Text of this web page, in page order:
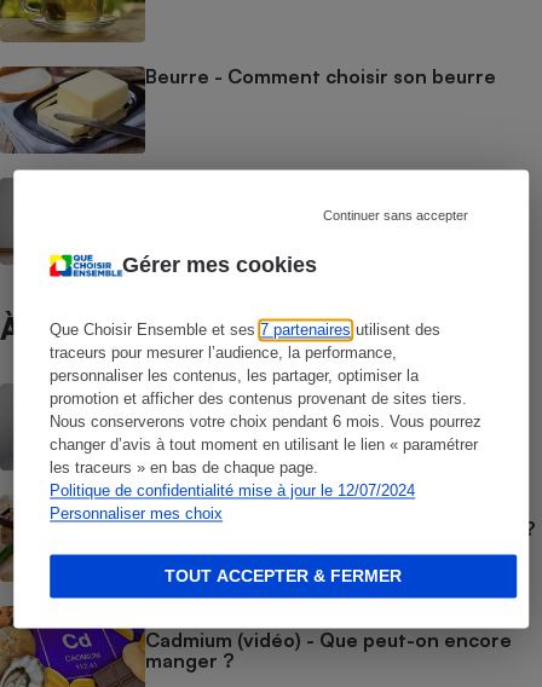
Gérer mes cookies
Que Choisir Ensemble et ses7 partenaires utilisent des
traceurs pour mesurer l’audience, la performance,
personnaliser les contenus, les partager, optimiser la
promotion et afficher des contenus provenant de sites tiers.
Nous conserverons votre choix pendant 6 mois. Vous pourrez
changer d’avis à tout moment en utilisant le lien « paramétrer
les traceurs » en bas de chaque page.
Politique de confidentialité mise à jour le 12/07/2024
Personnaliser mes choix
Continuer sans accepter
TOUT ACCEPTER & FERMER
Beurre - Comment choisir son beurre
À ne pas manquer
BRÈVE
Palmarès des supermarchés - Les
enseignes les moins chères en juin 2026
GUIDE D'ACHAT
Jambon blanc - Quel jambon cuit choisir ?
Cadmium (vidéo) - Que peut-on encore
manger ?